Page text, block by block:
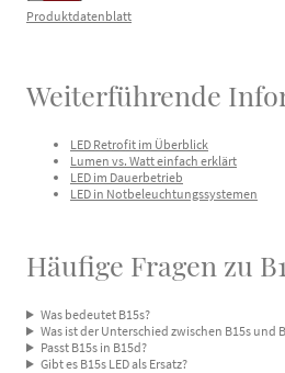
Produktdatenblatt
Weiterführende
LED Retrofit im Überblick
Lumen vs. Watt einfach erklärt
LED im Dauerbetrieb
LED in Notbeleuchtungssystemen
Häufige Fragen zu
Was bedeutet B15s?
Was ist der Unterschied zwischen B15s und
Passt B15s in B15d?
Gibt es B15s LED als Ersatz?